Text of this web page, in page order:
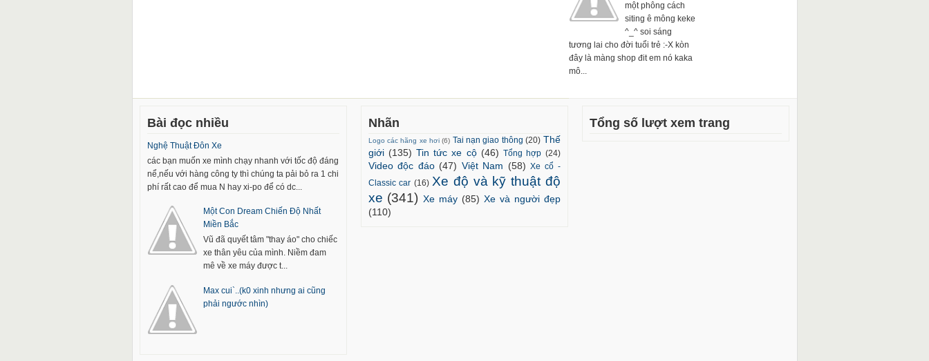
một phông cách
siting ê mông keke
^_^ soi sáng
tương lai cho đời tuổi trẻ :-X kòn
đây là màng shop đit em nó kaka
mô...
Bài đọc nhiều
Nghệ Thuật Đôn Xe
các bạn muốn xe mình chạy nhanh với tốc độ đáng
nể,nếu với hàng công ty thì chúng ta pải bỏ ra 1 chi
phí rất cao để mua N hay xi-po để có dc...
Một Con Dream Chiến Độ Nhất
Miền Bắc
Vũ đã quyết tâm "thay áo" cho chiếc
xe thân yêu của mình. Niềm đam
mê về xe máy được t...
Max cui`..(k0 xinh nhưng ai cũng
phải ngước nhìn)
Nhãn
Logo các hãng xe hơi (6) Tai nạn giao thông (20) Thế
giới (135) Tin tức xe cộ (46) Tổng hợp (24)
Video độc đáo (47) Việt Nam (58) Xe cổ -
Classic car (16) Xe độ và kỹ thuật độ
xe (341) Xe máy (85) Xe và người đẹp
(110)
Tổng số lượt xem trang